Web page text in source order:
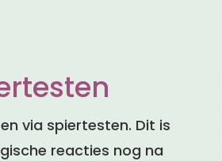
via spiertesten. Dit is
reacties nog na